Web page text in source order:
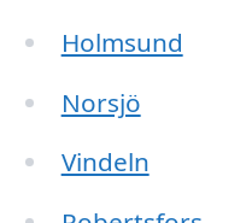
Holmsund
Norsjö
Vindeln